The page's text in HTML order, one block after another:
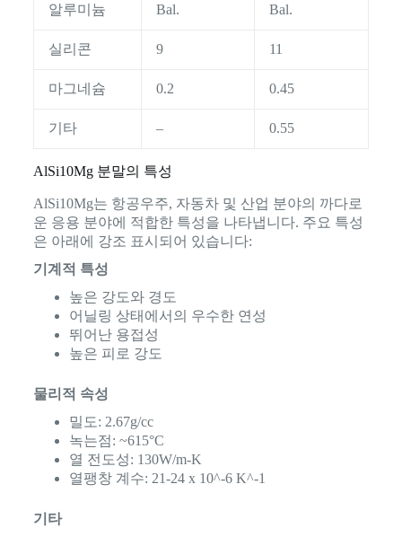
알루미늄 Bal. Bal.
실리콘 9 11
마그네슘 0.2 0.45
기타 – 0.55
AlSi10Mg 분말의 특성
AlSi10Mg는 항공우주, 자동차 및 산업 분야의 까다로
운 응용 분야에 적합한 특성을 나타냅니다. 주요 특성
은 아래에 강조 표시되어 있습니다:
기계적 특성
높은 강도와 경도
어닐링 상태에서의 우수한 연성
뛰어난 용접성
높은 피로 강도
물리적 속성
밀도: 2.67g/cc
녹는점: ~615°C
열 전도성: 130W/m-K
열팽창 계수: 21-24 x 10^-6 K^-1
기타